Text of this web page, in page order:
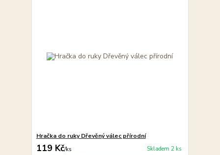
Hračka do ruky Dřevěný válec přírodní
119 Kč/ks Skladem 2 ks